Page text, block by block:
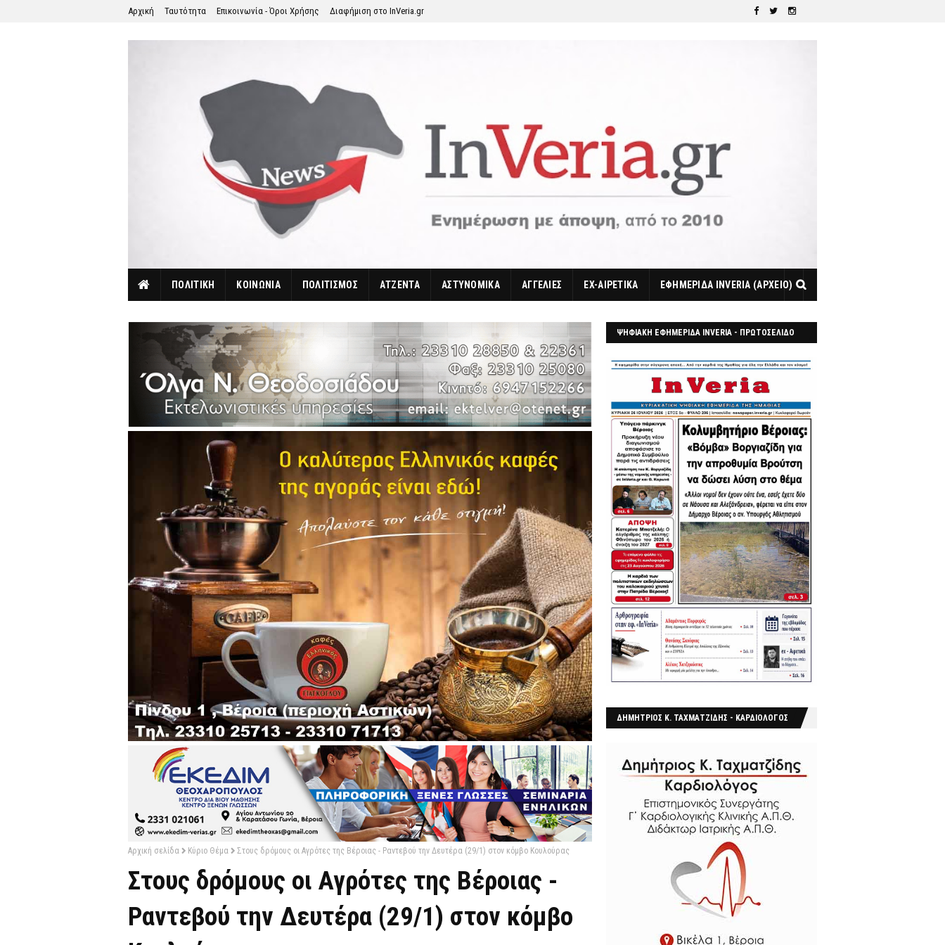
Αρχική Ταυτότητα Επικοινωνία - Όροι Χρήσης Διαφήμιση στο InVeria.gr
ΠΟΛΙΤΙΚΗ ΚΟΙΝΩΝΙΑ ΠΟΛΙΤΙΣΜΟΣ ΑΤΖΕΝΤΑ ΑΣΤΥΝΟΜΙΚΑ ΑΓΓΕΛΙΕΣ EX-ΑΙΡΕΤΙΚΑ ΕΦΗΜΕΡΙΔΑ INVERIA (ΑΡΧΕΙΟ)
Αρχική σελίδα Κύριο Θέμα Στους δρόμους οι Αγρότες της Βέροιας - Ραντεβού την Δευτέρα (29/1) στον κόμβο Κουλούρας
Στους δρόμους οι Αγρότες της Βέροιας -
Ραντεβού την Δευτέρα (29/1) στον κόμβο
ΨΗΦΙΑΚΗ ΕΦΗΜΕΡΙΔΑ INVERIA - ΠΡΩΤΟΣΕΛΙΔΟ
ΔΗΜΗΤΡΙΟΣ Κ. ΤΑΧΜΑΤΖΙΔΗΣ - ΚΑΡΔΙΟΛΟΓΟΣ